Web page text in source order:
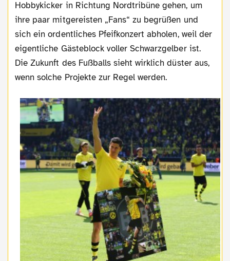
Hobbykicker in Richtung Nordtribüne gehen, um
ihre paar mitgereisten „Fans“ zu begrüßen und
sich ein ordentliches Pfeifkonzert abholen, weil der
eigentliche Gästeblock voller Schwarzgelber ist.
Die Zukunft des Fußballs sieht wirklich düster aus,
wenn solche Projekte zur Regel werden.